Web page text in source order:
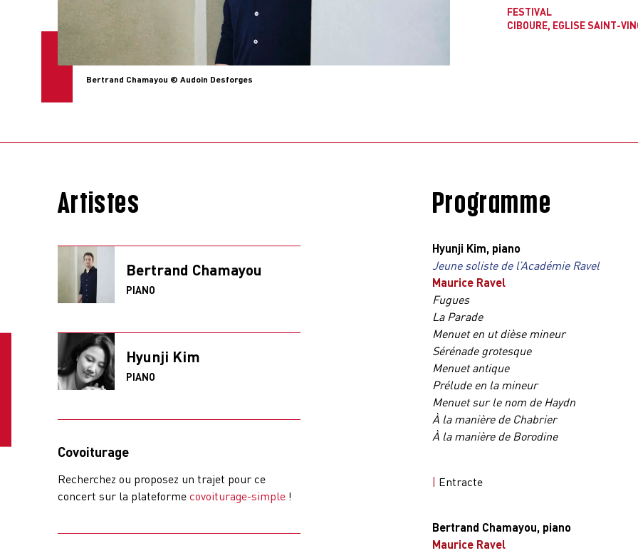
Bertrand Chamayou © Audoin Desforges
FESTIVAL
CIBOURE, EGLISE SAINT-
Programme
Hyunji Kim, piano
Jeune soliste de l’Académie Ravel
Maurice Ravel
Fugues
La Parade
Menuet en ut dièse mineur
Sérénade grotesque
Menuet antique
Prélude en la mineur
Menuet sur le nom de Haydn
À la manière de Chabrier
À la manière de Borodine
| Entracte
Bertrand Chamayou, piano
Maurice Ravel
Artistes
Bertrand Chamayou
PIANO
Hyunji Kim
PIANO
Covoiturage
Recherchez ou proposez un trajet pour ce
concert sur la plateformecovoiturage-simple!